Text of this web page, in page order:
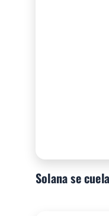
Solana se